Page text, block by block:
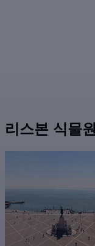
리스본 식물